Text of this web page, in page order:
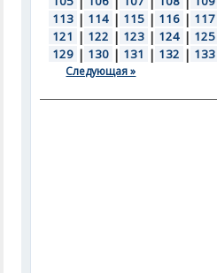
113 | 114 | 115 | 116 | 117
121 | 122 | 123 | 124 | 125
129 | 130 | 131 | 132 | 133
Следующая »